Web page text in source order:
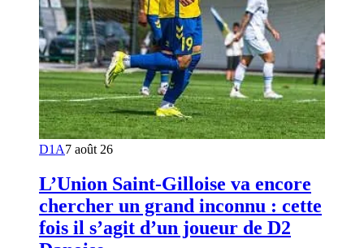
D1A7 août 26
L’Union Saint-Gilloise va encore
chercher un grand inconnu : cette
fois il s’agit d’un joueur de D2